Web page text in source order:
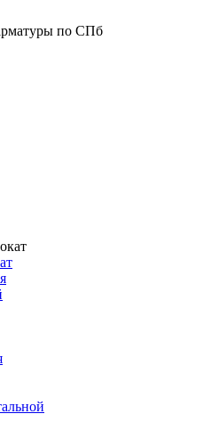
по СПб